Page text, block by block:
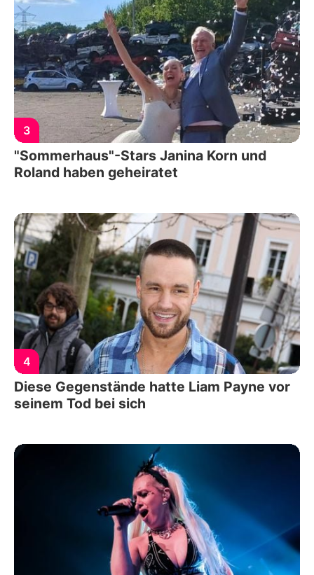
3
"Sommerhaus"-Stars Janina Korn und
Roland haben geheiratet
4
Diese Gegenstände hatte Liam Payne vor
seinem Tod bei sich